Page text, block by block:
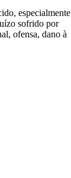
especialmente
sofrido por
ofensa, dano à